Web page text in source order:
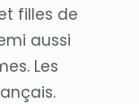
filles de
aussi
Les